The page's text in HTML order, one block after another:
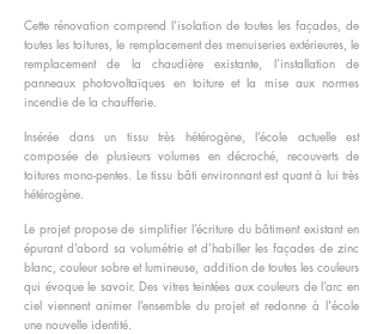
Cette rénovation comprend l’isolation de toutes les façades, de
toutes les toitures, le remplacement des menuiseries extérieures, le
remplacement de la chaudière existante, l’installation de
panneaux photovoltaïques en toiture et la mise aux normes
incendie de la chaufferie.
Insérée dans un tissu très hétérogène, l’école actuelle est
composée de plusieurs volumes en décroché, recouverts de
toitures mono-pentes. Le tissu bâti environnant est quant à lui très
hétérogène.
Le projet propose de simplifier l’écriture du bâtiment existant en
épurant d’abord sa volumétrie et d’habiller les façades de zinc
blanc, couleur sobre et lumineuse, addition de toutes les couleurs
qui évoque le savoir. Des vitres teintées aux couleurs de l’arc en
ciel viennent animer l’ensemble du projet et redonne à l'école
une nouvelle identité.